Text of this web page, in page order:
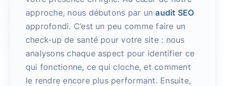
approche, nous débutons par unaudit SEO
approfondi. C’est un peu comme faire un
check-up de santé pour votre site : nous
analysons chaque aspect pour identifier ce
qui fonctionne, ce qui cloche, et comment
le rendre encore plus performant. Ensuite,